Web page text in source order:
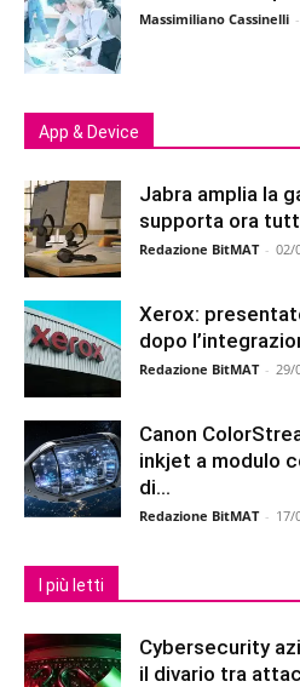
Massimiliano Cassinelli -
App & Device
Jabra amplia la
supporta ora
Redazione BitMAT - 02/
Xerox:
dopo
Redazione BitMAT - 29/
Canon
inkjet a modulo
di...
Redazione BitMAT - 17/
I più letti
Cybersecurity
il divario tra